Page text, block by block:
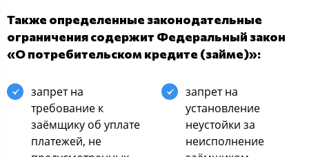
Также определенные законодательные
ограничения содержит Федеральный закон
«О потребительском кредите (займе)»:
запрет на
требование к
заёмщику об уплате
платежей, не
запрет на
установление
неустойки за
неисполнение